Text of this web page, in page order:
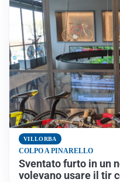
VILLORBA
COLPO A PINARELLO
Sventato furto in un
volevano usare il tir